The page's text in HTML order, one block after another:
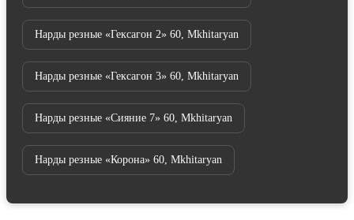
Нарды резные «Гексагон 2» 60, Mkhitaryan
Нарды резные «Гексагон 3» 60, Mkhitaryan
Нарды резные «Сияние 7» 60, Mkhitaryan
Нарды резные «Корона» 60, Mkhitaryan